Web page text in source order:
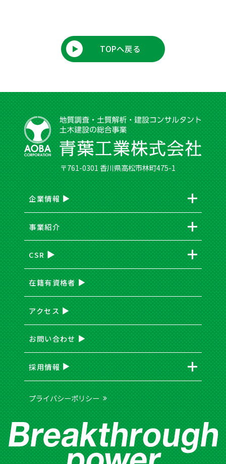
TOPへ戻る
〒761-0301 香川県高松市林町475-1
プライバシーポリシー
企業情報
事業紹介
CSR
在籍有資格者
アクセス
お問い合わせ
採用情報